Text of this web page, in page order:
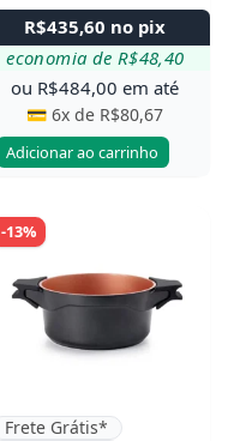
R$435,60 no pix
economia de R$48,40
ou R$484,00 em até
💳 6x de R$80,67
Adicionar ao carrinho
-13%
Frete Grátis*